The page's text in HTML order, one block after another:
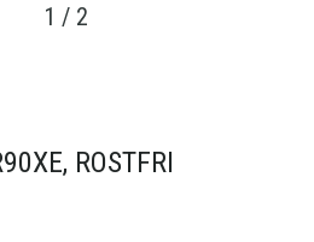
1 / 2
ROSTFRI